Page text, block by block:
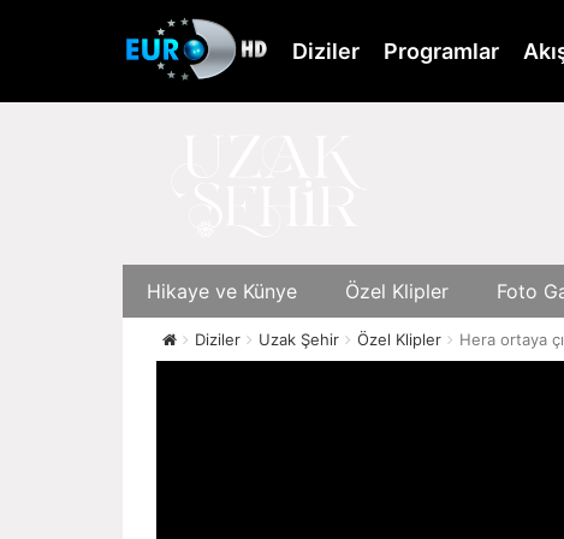
Diziler Programlar
Hikaye ve Künye Özel Klipler Foto
Diziler Uzak Şehir Özel Klipler Hera ortaya